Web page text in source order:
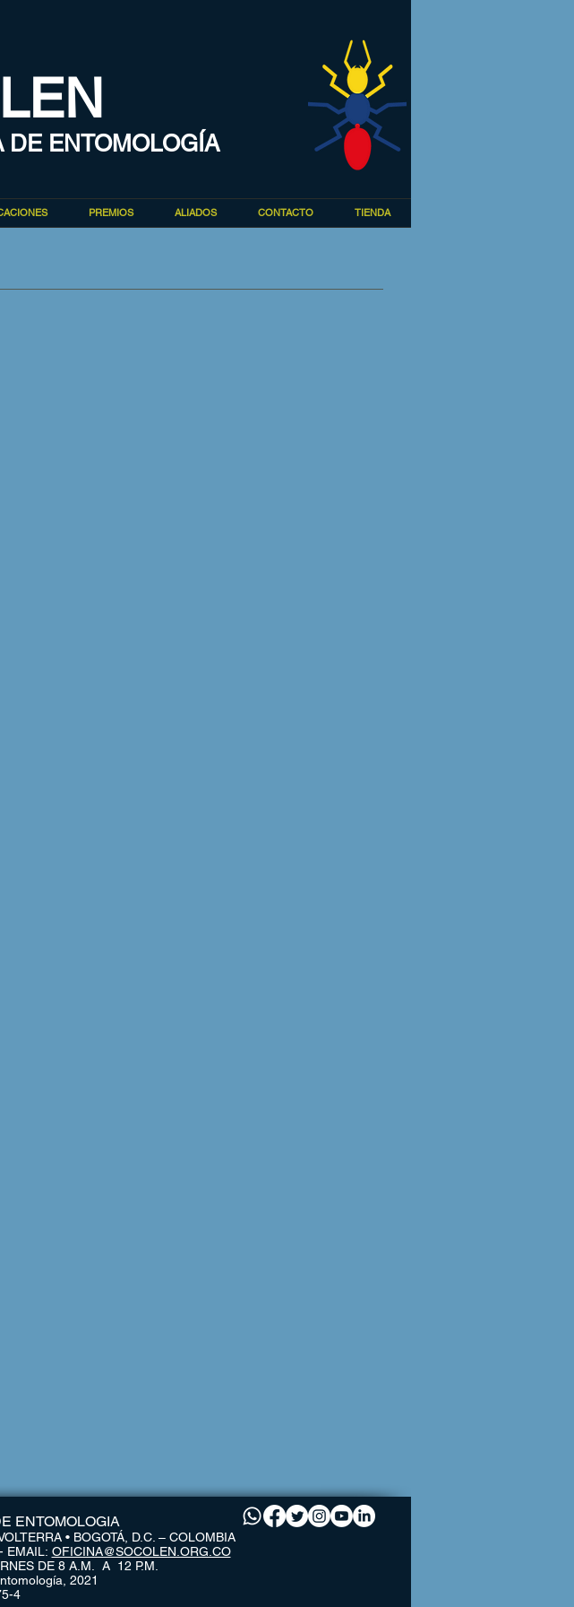
DE ENTOMOLOGÍA
PREMIOS ALIADOS CONTACTO TIENDA
ENTOMOLOGIA
• BOGOTÁ, D.C. – COLOMBIA
EMAIL: OFICINA@SOCOLEN.ORG.CO
DE 8 A.M. A 12 P.M.
2021
4